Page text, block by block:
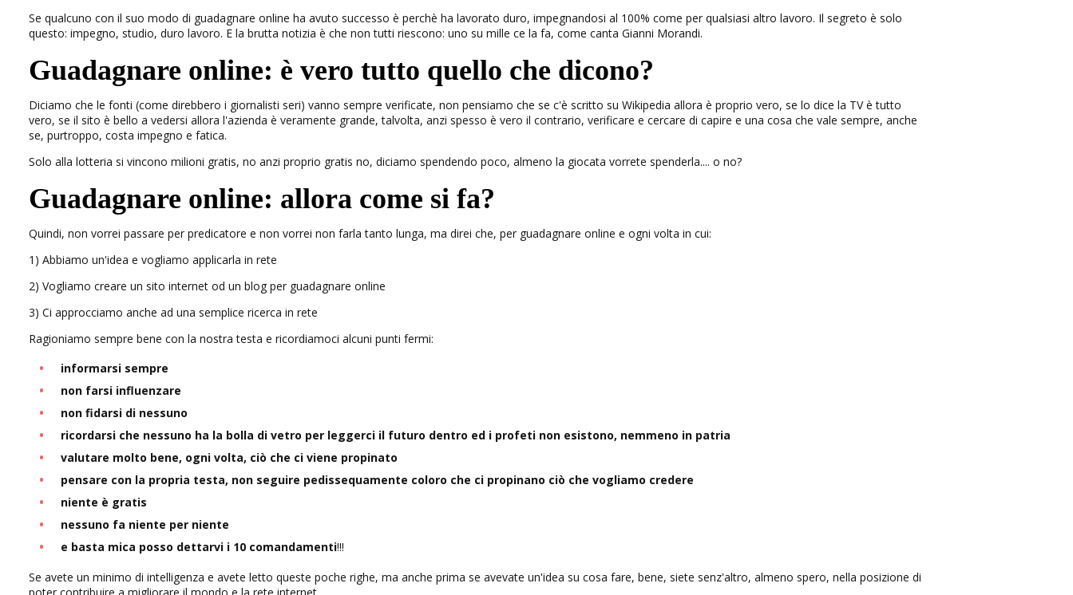
Se qualcuno con il suo modo di guadagnare online ha avuto successo è perchè ha lavorato duro, impegnandosi al 100% come per qualsiasi altro lavoro. Il segreto è solo
questo: impegno, studio, duro lavoro. E la brutta notizia è che non tutti riescono: uno su mille ce la fa, come canta Gianni Morandi.
Guadagnare online: è vero tutto quello che dicono?
Diciamo che le fonti (come direbbero i giornalisti seri) vanno sempre verificate, non pensiamo che se c'è scritto su Wikipedia allora è proprio vero, se lo dice la TV è tutto
vero, se il sito è bello a vedersi allora l'azienda è veramente grande, talvolta, anzi spesso è vero il contrario, verificare e cercare di capire e una cosa che vale sempre, anche
se, purtroppo, costa impegno e fatica.
Solo alla lotteria si vincono milioni gratis, no anzi proprio gratis no, diciamo spendendo poco, almeno la giocata vorrete spenderla.... o no?
Guadagnare online: allora come si fa?
Quindi, non vorrei passare per predicatore e non vorrei non farla tanto lunga, ma direi che, per guadagnare online e ogni volta in cui:
1) Abbiamo un'idea e vogliamo applicarla in rete
2) Vogliamo creare un sito internet od un blog per guadagnare online
3) Ci approcciamo anche ad una semplice ricerca in rete
Ragioniamo sempre bene con la nostra testa e ricordiamoci alcuni punti fermi:
informarsi sempre
non farsi influenzare
non fidarsi di nessuno
ricordarsi che nessuno ha la bolla di vetro per leggerci il futuro dentro ed i profeti non esistono, nemmeno in patria
valutare molto bene, ogni volta, ciò che ci viene propinato
pensare con la propria testa, non seguire pedissequamente coloro che ci propinano ciò che vogliamo credere
niente è gratis
nessuno fa niente per niente
e basta mica posso dettarvi i 10 comandamenti!!!
Se avete un minimo di intelligenza e avete letto queste poche righe, ma anche prima se avevate un'idea su cosa fare, bene, siete senz'altro, almeno spero, nella posizione di